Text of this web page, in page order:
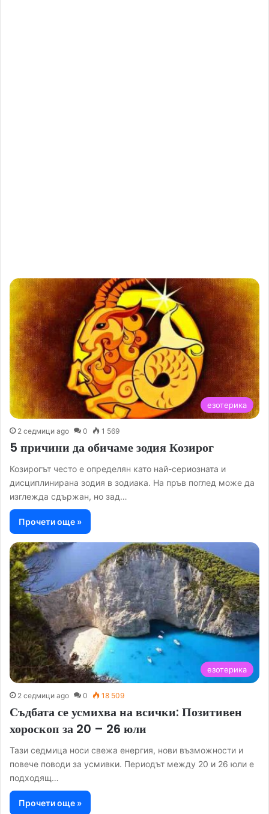
езотерика
2 седмици ago 0 1 569
5 причини да обичаме зодия Козирог
Козирогът често е определян като най-сериозната и
дисциплинирана зодия в зодиака. На пръв поглед може да
изглежда сдържан, но зад…
Прочети още »
езотерика
2 седмици ago 0 18 509
Съдбата се усмихва на всички: Позитивен
хороскоп за 20 – 26 юли
Тази седмица носи свежа енергия, нови възможности и
повече поводи за усмивки. Периодът между 20 и 26 юли е
подходящ…
Прочети още »